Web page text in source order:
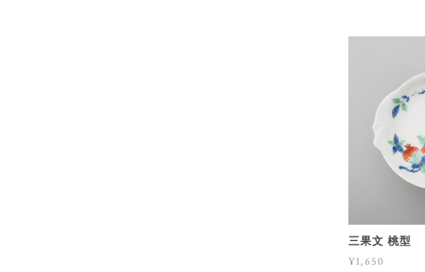
三果文 桃型
¥1,650